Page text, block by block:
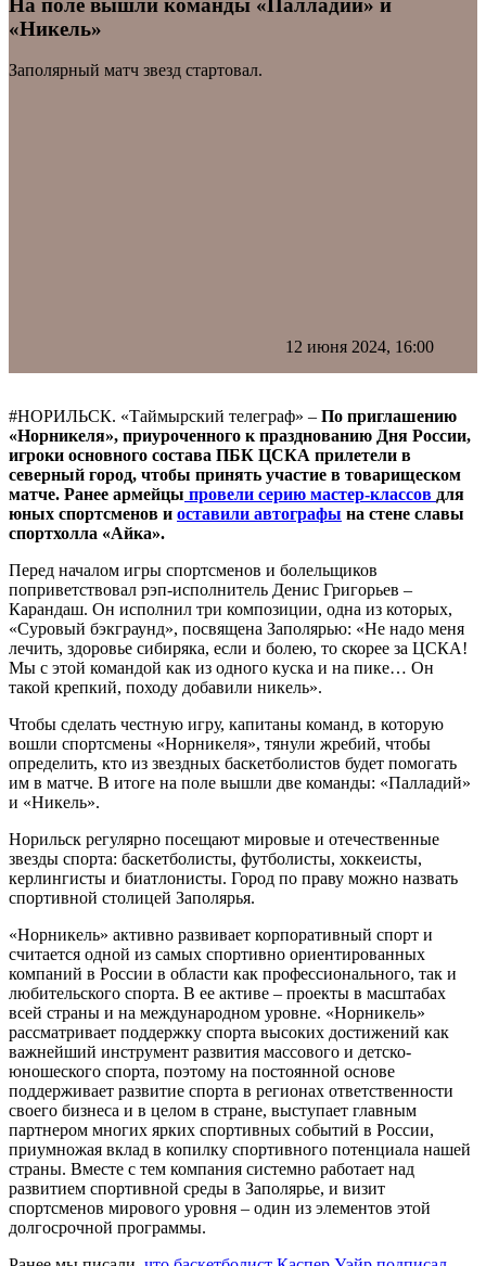
На поле вышли команды «Палладий» и
«Никель»
12 июня 2024, 16:00
Заполярный матч звезд стартовал.
#НОРИЛЬСК. «Таймырский телеграф» – По приглашению
«Норникеля», приуроченного к празднованию Дня России,
игроки основного состава ПБК ЦСКА прилетели в
северный город, чтобы принять участие в товарищеском
матче. Ранее армейцы провели серию мастер-классов для
юных спортсменов и оставили автографы на стене славы
спортхолла «Айка».
Перед началом игры спортсменов и болельщиков
поприветствовал рэп-исполнитель Денис Григорьев –
Карандаш. Он исполнил три композиции, одна из которых,
«Суровый бэкграунд», посвящена Заполярью: «Не надо меня
лечить, здоровье сибиряка, если и болею, то скорее за ЦСКА!
Мы с этой командой как из одного куска и на пике… Он
такой крепкий, походу добавили никель».
Чтобы сделать честную игру, капитаны команд, в которую
вошли спортсмены «Норникеля», тянули жребий, чтобы
определить, кто из звездных баскетболистов будет помогать
им в матче. В итоге на поле вышли две команды: «Палладий»
и «Никель».
Норильск регулярно посещают мировые и отечественные
звезды спорта: баскетболисты, футболисты, хоккеисты,
керлингисты и биатлонисты. Город по праву можно назвать
спортивной столицей Заполярья.
«Норникель» активно развивает корпоративный спорт и
считается одной из самых спортивно ориентированных
компаний в России в области как профессионального, так и
любительского спорта. В ее активе – проекты в масштабах
всей страны и на международном уровне. «Норникель»
рассматривает поддержку спорта высоких достижений как
важнейший инструмент развития массового и детско-
юношеского спорта, поэтому на постоянной основе
поддерживает развитие спорта в регионах ответственности
своего бизнеса и в целом в стране, выступает главным
партнером многих ярких спортивных событий в России,
приумножая вклад в копилку спортивного потенциала нашей
страны. Вместе с тем компания системно работает над
развитием спортивной среды в Заполярье, и визит
спортсменов мирового уровня – один из элементов этой
долгосрочной программы.